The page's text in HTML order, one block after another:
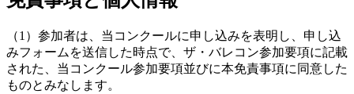
（1）参加者は、当コンクールに申し込みを表明し、申し込
みフォームを送信した時点で、ザ・バレコン参加要項に記載
された、当コンクール参加要項並びに本免責事項に同意した
ものとみなします。